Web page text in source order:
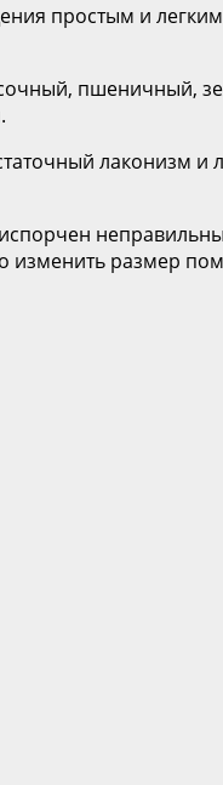
простым и
пшеничный,
лаконизм и
изменить размер